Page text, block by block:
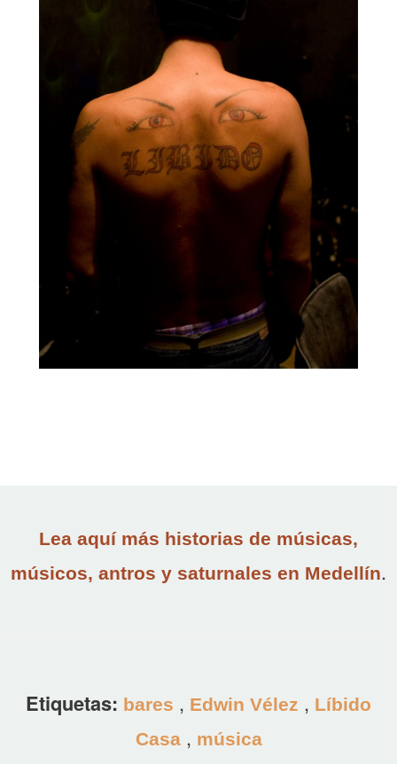
Lea aquí más historias de músicas,
músicos, antros y saturnales en Medellín.
Etiquetas: bares , Edwin Vélez , Líbido
Casa, música